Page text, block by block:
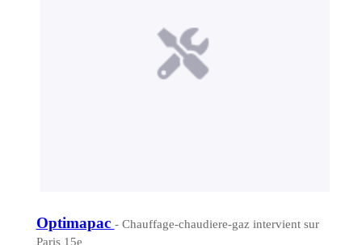
Optimapac - Chauffage-chaudiere-gaz intervient sur
Paris 15e